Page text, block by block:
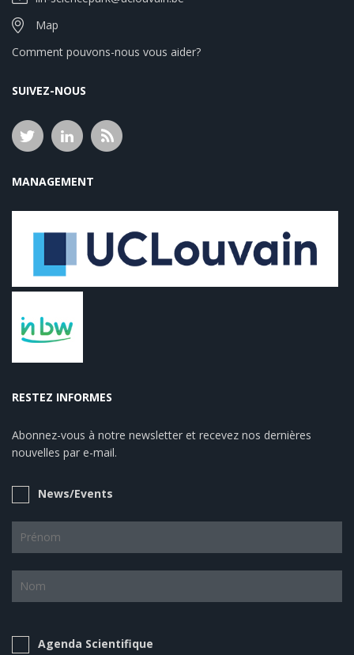
Map
Comment pouvons-nous vous aider?
SUIVEZ-NOUS
MANAGEMENT
RESTEZ INFORMES
Abonnez-vous à notre newsletter et recevez nos dernières
nouvelles par e-mail.
News/Events
Agenda Scientifique